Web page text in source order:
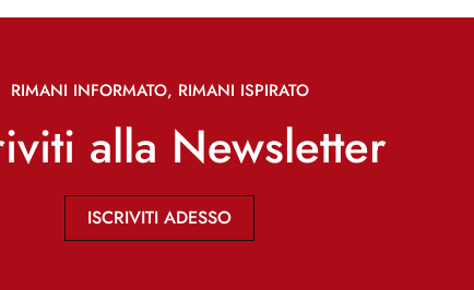
RIMANI INFORMATO, RIMANI ISPIRATO
alla Newsletter
ISCRIVITI ADESSO